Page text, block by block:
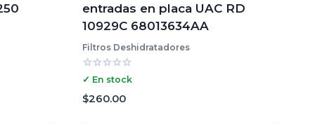
entradas en placa UAC RD
10929C 68013634AA
Filtros Deshidratadores
Valorado
0
de
✓ En stock
$260.00